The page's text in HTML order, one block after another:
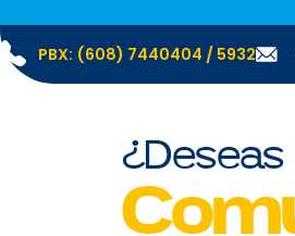
PBX: (608) 7440404 / 5932